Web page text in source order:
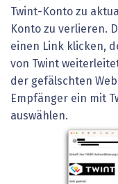
Twint-Konto zu
Konto zu verlieren.
einen Link klicken,
von Twint
der gefälschten
Empfänger ein mit
auswählen.